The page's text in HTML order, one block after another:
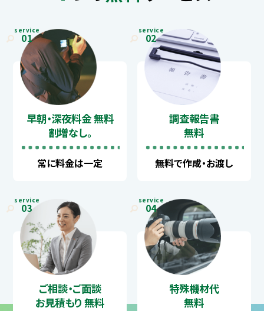
service
01
早朝・深夜料金 無料
割増なし。
常に料金は一定
service
02
調査報告書
無料
無料で作成・お渡し
service
03
ご相談・ご面談
お見積もり 無料
service
04
特殊機材代
無料